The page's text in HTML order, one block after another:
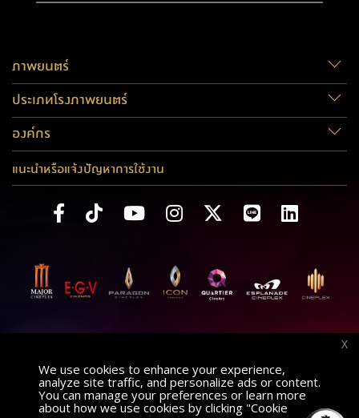
We use cookies to enhance your experience,
analyze site traffic, and personalize ads or content.
You can manage your preferences or learn more
about how we use cookies by clicking "Cookie
X
ภาพยนตร์
ประเภทโรงภาพยนตร์
องค์กร
แนะนำหรือแจ้งปัญหาการใช้งาน